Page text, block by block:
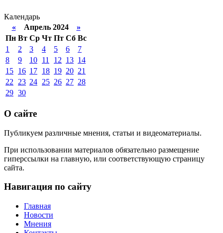
Календарь
«Апрель 2024 »
Пн Вт Ср Чт Пт Сб Вс
1
2 3 4 5 6
7
8
9 10 11 12 13 14
15 16 17 18 19 20 21
22
23 24 25 26 27 28
29 30
О сайте
Публикуем различные мнения, статьи и видеоматериалы.
При использовании материалов обязательно размещение
гиперссылки на главную, или соответствующую страницу
сайта.
Навигация по сайту
Главная
Новости
Мнения